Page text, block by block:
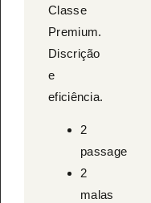
Classe
Premium.
Discrição
e
eficiência.
2
passageiros
2
malas